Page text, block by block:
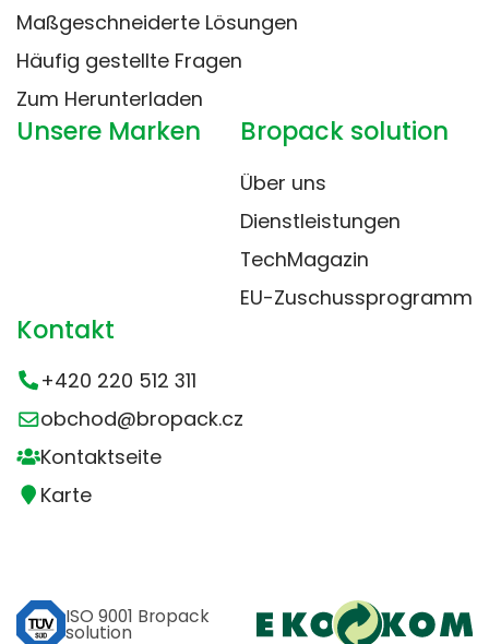
Maßgeschneiderte Lösungen
Häufig gestellte Fragen
Zum Herunterladen
Unsere Marken Bropack solution
Über uns
Dienstleistungen
TechMagazin
EU-Zuschussprogramm
Kontakt
+420 220 512 311
obchod@bropack.cz
Kontaktseite
Karte
ISO 9001 Bropack
solution